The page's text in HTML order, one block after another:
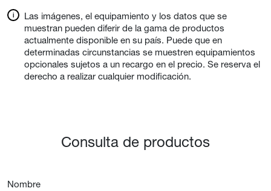
Las imágenes, el equipamiento y los datos que se
muestran pueden diferir de la gama de productos
actualmente disponible en su país. Puede que en
determinadas circunstancias se muestren equipamientos
opcionales sujetos a un recargo en el precio. Se reserva el
derecho a realizar cualquier modificación.
Consulta de productos
Nombre